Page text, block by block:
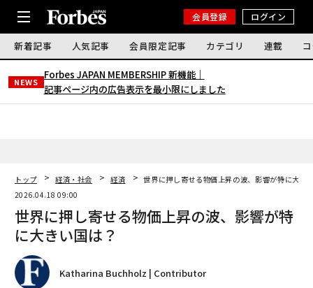
会員登録 ログイン
新着記事 人気記事 会員限定記事 カテゴリ 連載
NEWS
Forbes JAPAN MEMBERSHIP 新機能｜
記事ページ内の広告表示を最小限にしました
トップ 経済・社会 経済
世界に押し寄せる物価上昇の波、影響が特に大き
2026.04.18 09:00
世界に押し寄せる物価上昇の波、影響が特
に大きい国は？
Katharina Buchholz | Contributor